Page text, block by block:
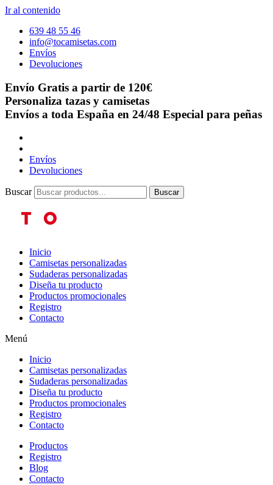
Ir al contenido
639 48 55 46
info@tocamisetas.com
Envíos
Devoluciones
Envío Gratis a partir de 120€
Personaliza tazas y camisetas
Envíos a toda España en 24/48 Especial para peñas
Envíos
Devoluciones
Buscar Buscar
Inicio
Camisetas personalizadas
Sudaderas personalizadas
Diseña tu producto
Productos promocionales
Registro
Contacto
Menú
Inicio
Camisetas personalizadas
Sudaderas personalizadas
Diseña tu producto
Productos promocionales
Registro
Contacto
Productos
Registro
Blog
Contacto